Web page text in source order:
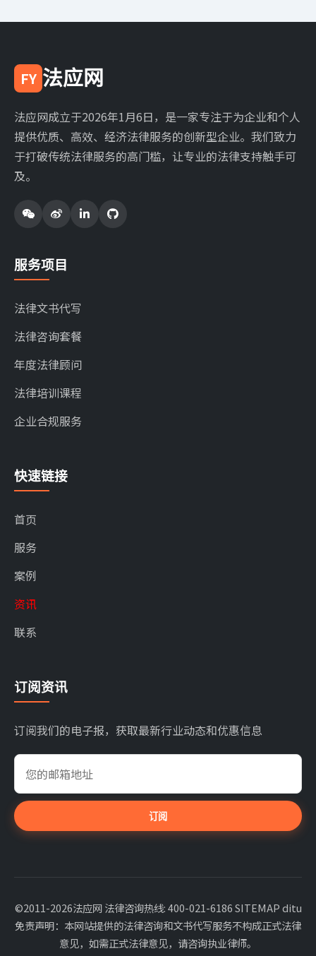
FY 法应网
法应网成立于2026年1月6日，是一家专注于为企业和个人
提供优质、高效、经济法律服务的创新型企业。我们致力
于打破传统法律服务的高门槛，让专业的法律支持触手可
及。
服务项目
法律文书代写
法律咨询套餐
年度法律顾问
法律培训课程
企业合规服务
快速链接
首页
服务
案例
资讯
联系
订阅资讯
订阅我们的电子报，获取最新行业动态和优惠信息
订阅
©2011-2026法应网 法律咨询热线: 400-021-6186SITEMAPditu
免责声明：本网站提供的法律咨询和文书代写服务不构成正式法律
意见，如需正式法律意见，请咨询执业律师。